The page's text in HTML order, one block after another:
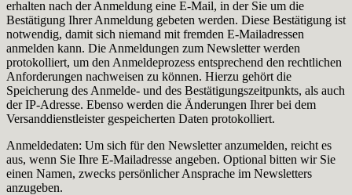
erhalten nach der Anmeldung eine E-Mail, in der Sie um die
Bestätigung Ihrer Anmeldung gebeten werden. Diese Bestätigung ist
notwendig, damit sich niemand mit fremden E-Mailadressen
anmelden kann. Die Anmeldungen zum Newsletter werden
protokolliert, um den Anmeldeprozess entsprechend den rechtlichen
Anforderungen nachweisen zu können. Hierzu gehört die
Speicherung des Anmelde- und des Bestätigungszeitpunkts, als auch
der IP-Adresse. Ebenso werden die Änderungen Ihrer bei dem
Versanddienstleister gespeicherten Daten protokolliert.
Anmeldedaten: Um sich für den Newsletter anzumelden, reicht es
aus, wenn Sie Ihre E-Mailadresse angeben. Optional bitten wir Sie
einen Namen, zwecks persönlicher Ansprache im Newsletters
anzugeben.